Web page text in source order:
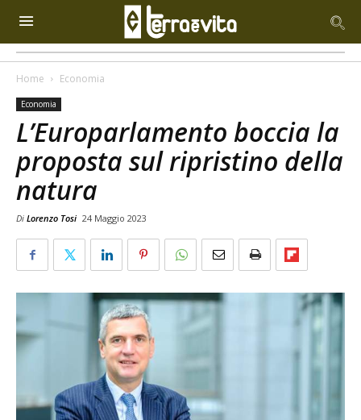
Home Economia
Economia
L’Europarlamento boccia la
proposta sul ripristino della
natura
Di Lorenzo Tosi 24 Maggio 2023